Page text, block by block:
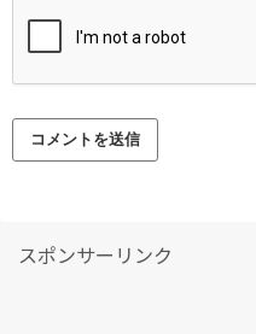
スポンサーリンク